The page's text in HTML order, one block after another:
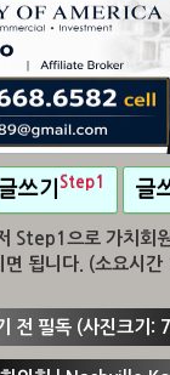
쓰기 Step1 글
Step1으로 가치회
됩니다. (소요시간
전 필독 (사진크기: